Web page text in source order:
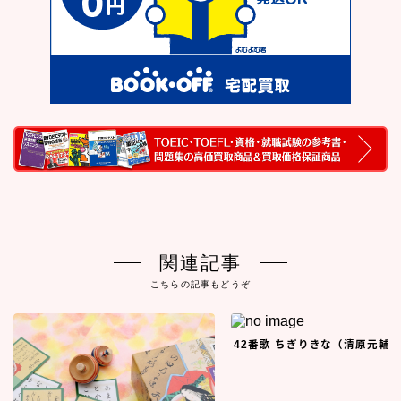
関連記事
こちらの記事もどうぞ
42番歌 ちぎりきな（清原元輔